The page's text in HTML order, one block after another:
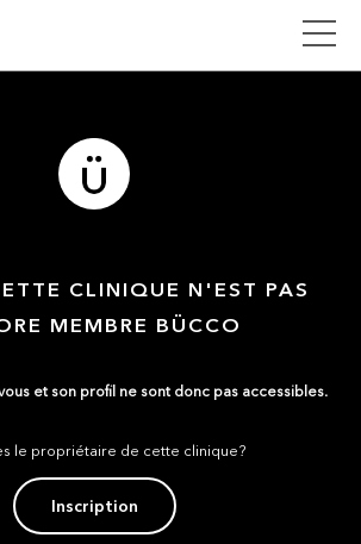
CLINIQUE N'EST PAS
MEMBRE BÜCCO
et son profil ne sont donc pas accessibles.
le propriétaire de cette clinique?
Inscription